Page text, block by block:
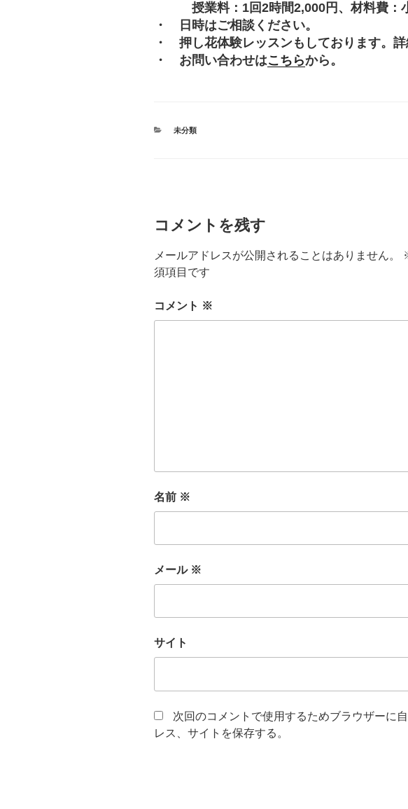
授業料：1回2時間2,000円、材料費：
・ 日時はご相談ください。
・ 押し花体験レッスンもしております。
・ お問い合わせはこちらから。
カ
未分類
コメントを残す
メールアドレスが公開されることはありません。
須項目です
コメント ※
名前 ※
メール ※
サイト
次回のコメントで使用するためブラウザーに
レス、サイトを保存する。